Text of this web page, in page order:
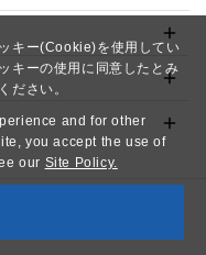
キー(Cookie)を使用してい
キーの使用に同意したとみ
ださい。
and for other
you accept the use of
our Site Policy.
Reserved.